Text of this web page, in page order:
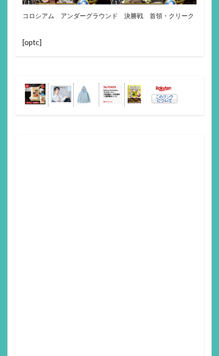
コロシアム アンダーグラウンド 決勝戦 首領・クリーク
[optc]